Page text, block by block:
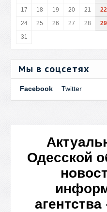
17
18 19 20 21 22
24
25 26 27 28 29
31
Мы в соцсетях
Facebook Twitter
Одесской